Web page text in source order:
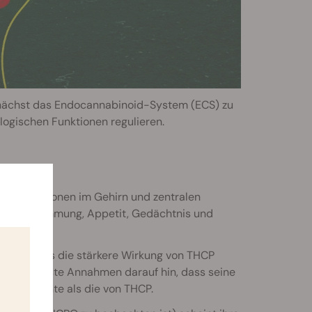
das Endocannabinoid-System (ECS) zu
Funktionen regulieren.
im Gehirn und zentralen
Stimmung, Appetit, Gedächtnis und
– was die stärkere Wirkung von THCP
erste Annahmen darauf hin, dass seine
könnte als die von THCP.